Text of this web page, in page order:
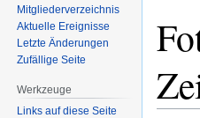
Suche
Mitgliederverzeichnis
Aktuelle Ereignisse
Letzte Änderungen
Zufällige Seite
Werkzeuge
Links auf diese Seite